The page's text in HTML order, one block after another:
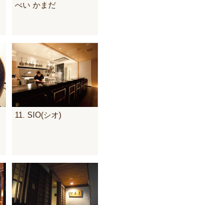
べい かまだ
11. SIO(シオ)